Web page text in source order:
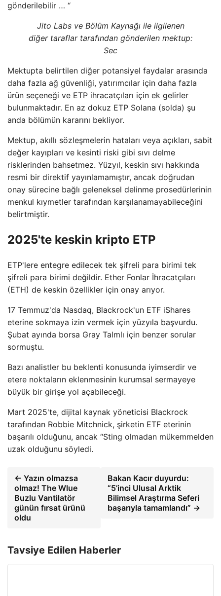
gönderilebilir … “
Jito Labs ve Bölüm Kaynağı ile ilgilenen
diğer taraflar tarafından gönderilen mektup:
Sec
Mektupta belirtilen diğer potansiyel faydalar arasında
daha fazla ağ güvenliği, yatırımcılar için daha fazla
ürün seçeneği ve ETP ihracatçıları için ek gelirler
bulunmaktadır. En az dokuz ETP Solana (solda) şu
anda bölümün kararını bekliyor.
Mektup, akıllı sözleşmelerin hataları veya açıkları, sabit
değer kayıpları ve kesinti riski gibi sıvı delme
risklerinden bahsetmez. Yüzyıl, keskin sıvı hakkında
resmi bir direktif yayınlamamıştır, ancak doğrudan
onay sürecine bağlı geleneksel delinme prosedürlerinin
menkul kıymetler tarafından karşılanamayabileceğini
belirtmiştir.
2025'te keskin kripto ETP
ETP'lere entegre edilecek tek şifreli para birimi tek
şifreli para birimi değildir. Ether Fonlar İhracatçıları
(ETH) de keskin özellikler için onay arıyor.
17 Temmuz'da Nasdaq, Blackrock'un ETF iShares
eterine sokmaya izin vermek için yüzyıla başvurdu.
Şubat ayında borsa Gray Talmlı için benzer sorular
sormuştu.
Bazı analistler bu beklenti konusunda iyimserdir ve
etere noktaların eklenmesinin kurumsal sermayeye
büyük bir girişe yol açabileceği.
Mart 2025'te, dijital kaynak yöneticisi Blackrock
tarafından Robbie Mitchnick, şirketin ETF eterinin
başarılı olduğunu, ancak “Sting olmadan mükemmelden
uzak olduğunu söyledi.
← Yazın olmazsa
olmaz! The Wlue
Buzlu Vantilatör
günün fırsat ürünü
oldu
Bakan Kacır duyurdu:
“5’inci Ulusal Arktik
Bilimsel Araştırma Seferi
başarıyla tamamlandı” →
Tavsiye Edilen Haberler